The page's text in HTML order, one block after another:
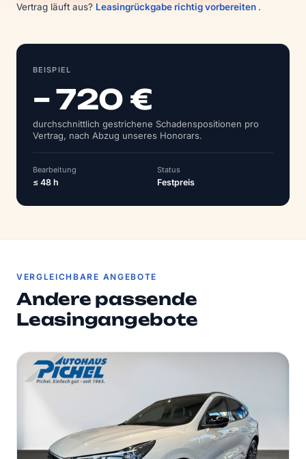
Vertrag läuft aus? Leasingrückgabe richtig vorbereiten .
BEISPIEL
– 720 €
durchschnittlich gestrichene Schadens­positionen pro
Vertrag, nach Abzug unseres Honorars.
Bearbeitung
≤ 48 h
Status
Festpreis
VERGLEICHBARE ANGEBOTE
Andere passende
Leasingangebote